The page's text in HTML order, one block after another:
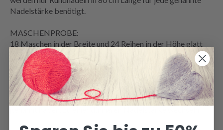
Nadelstärke benötigt.
MASCHENPROBE:
18 Maschen in der Breite und 24 Reihen in der Höhe glatt
rechts= 10 x 10 cm.
BITTE BEACHTEN: Die Angabe der Nadelstärke ist nur
eine Orientierungshilfe. Wenn Sie auf 10 cm mehr Maschen
als oben genannt haben, zu einer dickeren Nadelstärke
wechseln. Wenn Sie auf 10 cm weniger Maschen als oben
genannt haben, zu einer dünneren Nadelstärke wechseln.